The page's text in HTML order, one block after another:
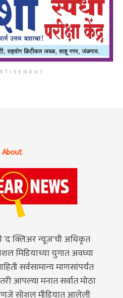
About
'द क्लिअर न्यूज'ची अधिकृत
मिडियाच्या युगात अवघ्या
सर्वसामान्य माणसांपर्यंत
आपल्या मनात सर्वात मोठा
सोशल मीडियात आलेली